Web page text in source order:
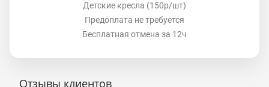
Детские кресла (150р/шт)
Предоплата не требуется
Бесплатная отмена за 12ч
Отзывы клиентов